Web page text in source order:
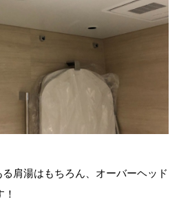
肩湯はもちろん、オーバーヘッド